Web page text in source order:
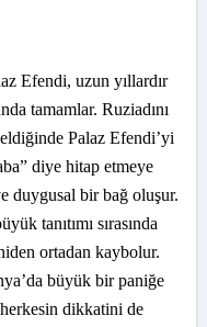
Efendi, uzun yıllardır
tamamlar. Ruziadını
Palaz Efendi’yi
diye hitap etmeye
duygusal bir bağ oluşur.
tanıtımı sırasında
ortadan kaybolur.
büyük bir paniğe
dikkatini de